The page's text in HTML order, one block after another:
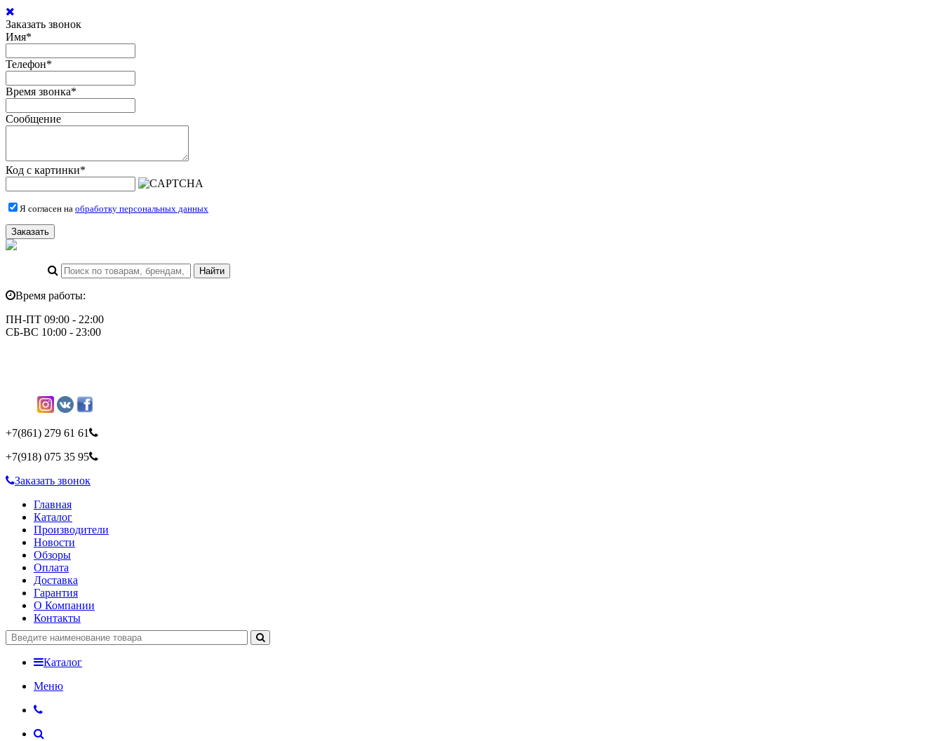
Заказать звонок
Имя*
Телефон*
Время звонка*
Сообщение
Код с картинки*
Я согласен на обработку персональных данных
Заказать
Время работы:
ПН-ПТ 09:00 - 22:00
СБ-ВС 10:00 - 23:00
+7(861) 279 61 61
+7(918) 075 35 95
Заказать звонок
Главная
Каталог
Производители
Новости
Обзоры
Оплата
Доставка
Гарантия
О Компании
Контакты
Каталог
Меню